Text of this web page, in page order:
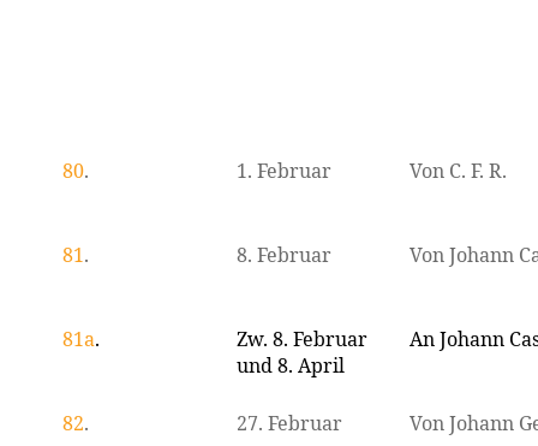
80. 1. Februar Von C. F. R.
81. 8. Februar Von Johann
81a.
Zw. 8. Februar
und 8. April
An Johann
82. 27. Februar Von Johann